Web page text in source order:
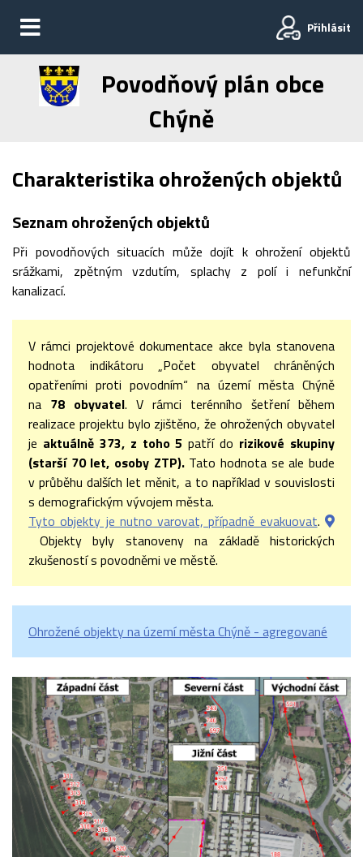
Přihlásit
Povodňový plán obce
Chýně
Charakteristika ohrožených objektů
Seznam ohrožených objektů
Při povodňových situacích může dojít k ohrožení objektů
srážkami, zpětným vzdutím, splachy z polí i nefunkční
kanalizací.
V rámci projektové dokumentace akce byla stanovena
hodnota indikátoru „Počet obyvatel chráněných
opatřeními proti povodním“ na území města Chýně
na 78 obyvatel. V rámci terénního šetření během
realizace projektu bylo zjištěno, že ohrožených obyvatel
je aktuálně 373, z toho 5patří do rizikové skupiny
(starší 70 let, osoby ZTP). Tato hodnota se ale bude
v průběhu dalších let měnit, a to například v souvislosti
s demografickým vývojem města.
Tyto objekty je nutno varovat, případně evakuovat.
Objekty byly stanoveny na základě historických
zkušeností s povodněmi ve městě.
Ohrožené objekty na území města Chýně - agregované